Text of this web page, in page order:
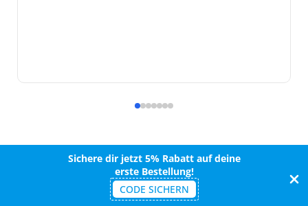
Sichere dir jetzt 5% Rabatt auf deine
erste Bestellung!
CODE SICHERN